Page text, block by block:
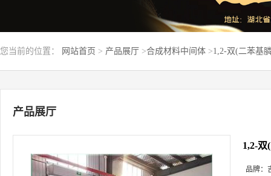
您当前的位置： 网站首页 > 产品展厅 >合成材料中间体 >1,2-双(二苯基
产品展厅
1,2-双
品牌：